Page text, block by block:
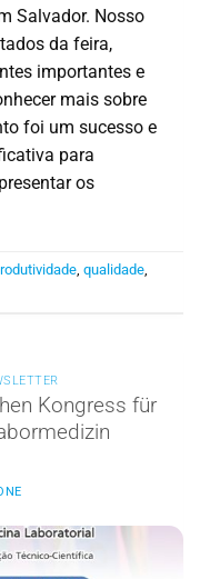
Salvador. Nosso
da feira,
importantes e
mais sobre
foi um sucesso e
para
os
,qualidade
Kongress für